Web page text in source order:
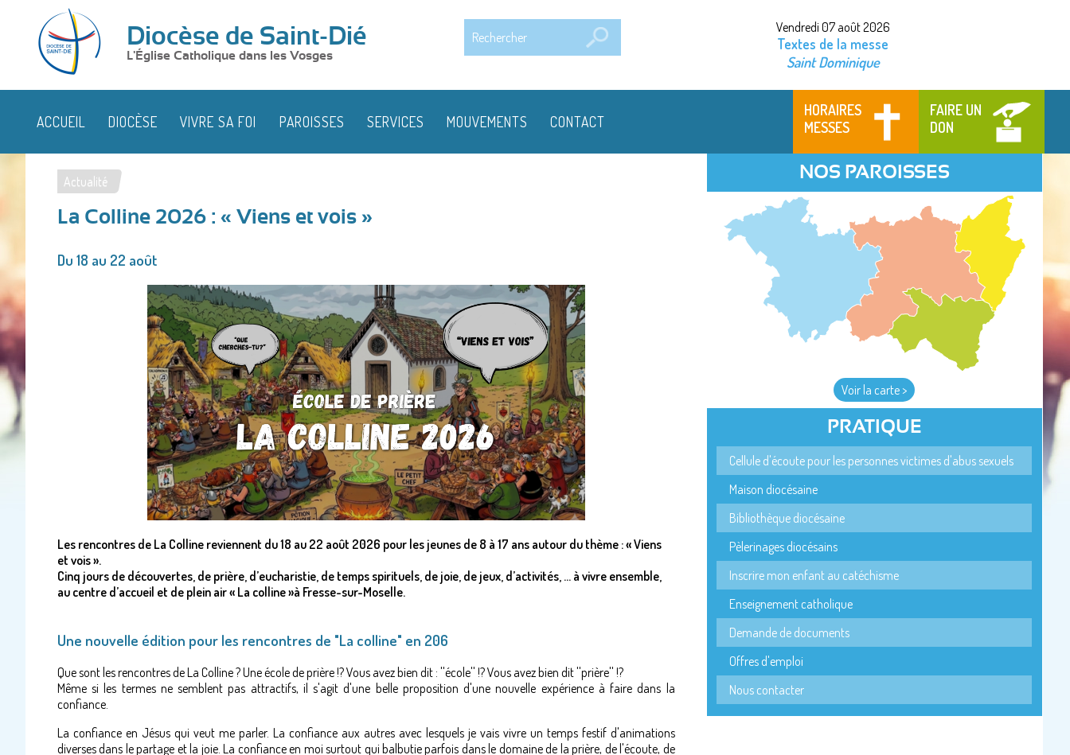
Diocèse de Saint-Dié
L'Église Catholique dans les Vosges
Vendredi 07 août 2026
Textes de la messe
Saint Dominique
HORAIRES
MESSES
FAIRE UN
DON
ACCUEIL DIOCÈSE VIVRE SA FOI PAROISSES SERVICES MOUVEMENTS CONTACT
Vous
êtes
ici
Actualité
La Colline 2026 : « Viens et vois »
Du 18 au 22 août
Les rencontres de La Colline reviennent du 18 au 22 août 2026 pour les jeunes de 8 à 17 ans autour du thème : « Viens
et vois ».
Cinq jours de découvertes, de prière, d’eucharistie, de temps spirituels, de joie, de jeux, d’activités, … à vivre ensemble,
au centre d’accueil et de plein air « La colline »à Fresse-sur-Moselle.
Une nouvelle édition pour les rencontres de "La colline" en 206
Que sont les rencontres de La Colline ? Une école de prière !? Vous avez bien dit : ''école'' !? Vous avez bien dit ''prière'' !?
Même si les termes ne semblent pas attractifs, il s'agit d'une belle proposition d'une nouvelle expérience à faire dans la
confiance.
La confiance en Jésus qui veut me parler. La confiance aux autres avec lesquels je vais vivre un temps festif d'animations
diverses dans le partage et la joie. La confiance en moi surtout qui balbutie parfois dans le domaine de la prière, de l'écoute, de
NOS PAROISSES
Voir la carte >
PRATIQUE
Cellule d'écoute pour les personnes victimes d'abus sexuels
Maison diocésaine
Bibliothèque diocésaine
Pèlerinages diocésains
Inscrire mon enfant au catéchisme
Enseignement catholique
Demande de documents
Offres d'emploi
Nous contacter